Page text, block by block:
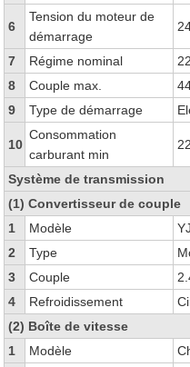
6
Tension du moteur de
démarrage
7 Régime nominal
8
Couple max.
9
Type de démarrage
10
Consommation
carburant min
Système de transmission
(1) Convertisseur de couple
1
Modèle
2
Type
3
Couple
4
Refroidissement
(2) Boîte de vitesse
1
Modèle